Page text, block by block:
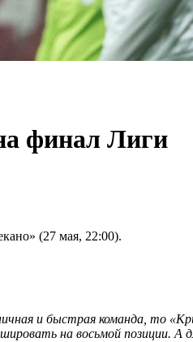
финал Лиги
(27 мая, 22:00).
и быстрая команда, то
на восьмой позиции. А